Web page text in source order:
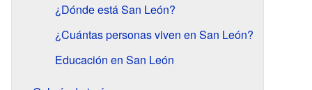
¿Dónde está San León?
¿Cuántas personas viven en San León?
Educación en San León